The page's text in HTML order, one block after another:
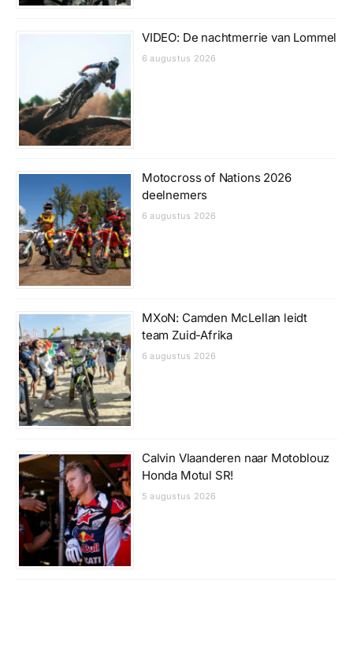
VIDEO: De nachtmerrie van Lommel
6 augustus 2026
Motocross of Nations 2026
deelnemers
6 augustus 2026
MXoN: Camden McLellan leidt
team Zuid-Afrika
6 augustus 2026
Calvin Vlaanderen naar Motoblouz
Honda Motul SR!
5 augustus 2026